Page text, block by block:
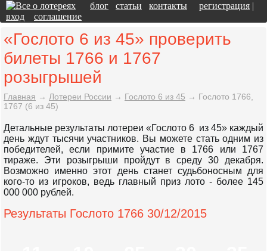
блог статьи контакты регистрация |
вход
соглашение
«Гослото 6 из 45» проверить
билеты 1766 и 1767
розыгрышей
Главная → Лотереи России → Гослото 6 из 45 → Гослото 1766,
1767 (6 из 45)
Детальные результаты лотереи «Гослото 6 из 45» каждый
день ждут тысячи участников. Вы можете стать одним из
победителей, если примите участие в 1766 или 1767
тираже. Эти розыгрыши пройдут в среду 30 декабря.
Возможно именно этот день станет судьбоносным для
кого-то из игроков, ведь главный приз лото - более 145
000 000 рублей.
Результаты Гослото 1766 30/12/2015